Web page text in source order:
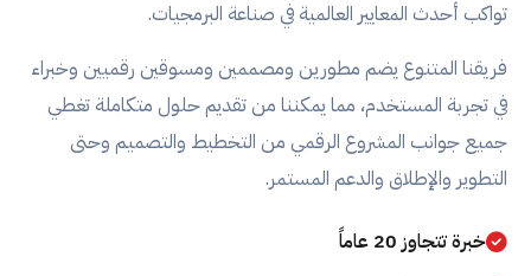
تواكب أحدث المعايير العالمية في صناعة البرمجيات.
فريقنا المتنوع يضم مطورين ومصممين ومسوقين رقميين وخبراء
في تجربة المستخدم، مما يمكننا من تقديم حلول متكاملة تغطي
جميع جوانب المشروع الرقمي من التخطيط والتصميم وحتى
التطوير والإطلاق والدعم المستمر.
خبرة تتجاوز 20 عاماً